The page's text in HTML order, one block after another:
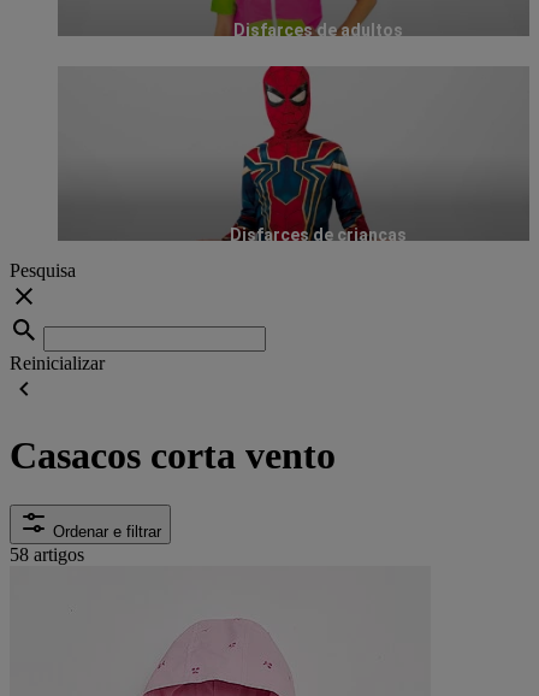
Disfarces de adultos
Disfarces de crianças
Pesquisa
Reinicializar
Casacos corta vento
Ordenar e filtrar
58 artigos